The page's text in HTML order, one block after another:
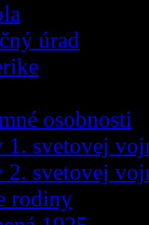
úrad
osobnosti
1. svetovej
2. svetovej
rodiny